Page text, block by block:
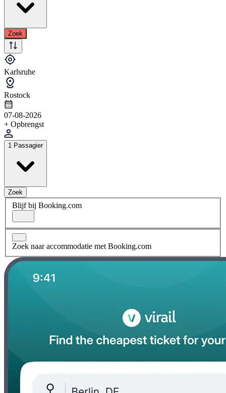
Zoek
Karlsruhe
Rostock
07-08-2026
+ Opbrengst
1 Passagier
Zoek
Blijf bij Booking.com
Zoek naar accommodatie met Booking.com